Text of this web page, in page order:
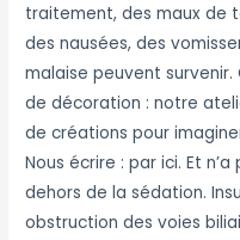
traitement, des maux de
des nausées, des
malaise peuvent survenir.
de décoration : notre
de créations pour
Nous écrire : par ici. Et
dehors de la sédation.
obstruction des voies